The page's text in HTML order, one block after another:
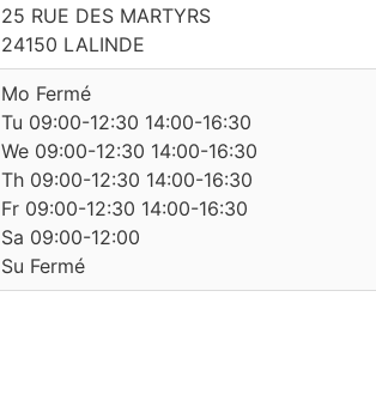
25 RUE DES MARTYRS
24150 LALINDE
Mo Fermé
Tu 09:00-12:30 14:00-16:30
We 09:00-12:30 14:00-16:30
Th 09:00-12:30 14:00-16:30
Fr 09:00-12:30 14:00-16:30
Sa 09:00-12:00
Su Fermé